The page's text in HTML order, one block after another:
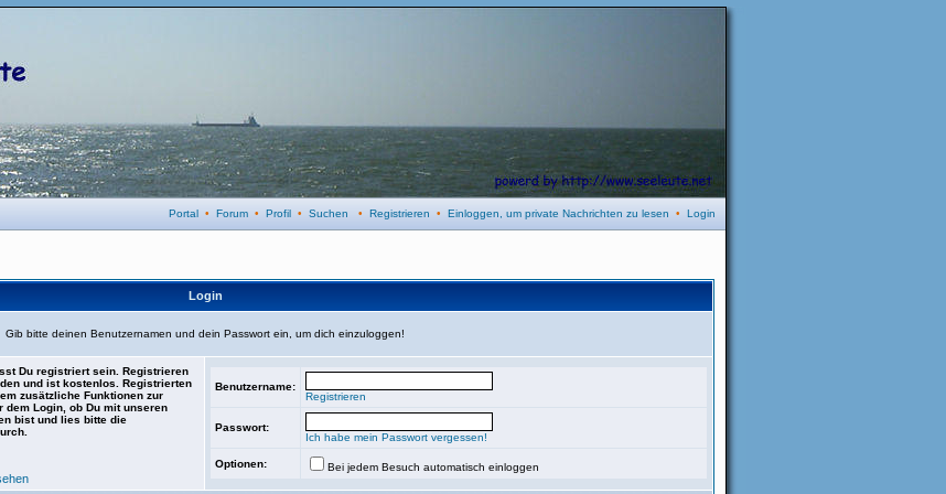
Portal • Forum • Profil • Suchen • Registrieren • Einloggen, um private Nachrichten zu lesen • Login
Login
Gib bitte deinen Benutzernamen und dein Passwort ein, um dich einzuloggen!
Du registriert sein. Registrieren
und ist kostenlos. Registrierten
zusätzliche Funktionen zur
dem Login, ob Du mit unseren
bist und lies bitte die
Benutzername:
Registrieren
Passwort:
Ich habe mein Passwort vergessen!
Optionen: Bei jedem Besuch automatisch einloggen